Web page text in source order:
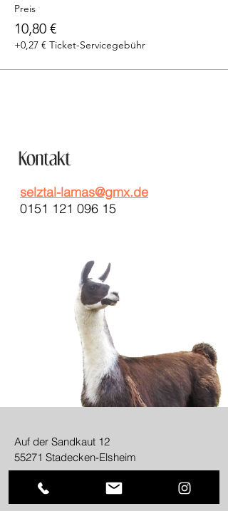
Preis
10,80 €
+0,27 € Ticket-Servicegebühr
selztal-lamas@gmx.de
0151 121 096 15
Auf der Sandkaut 12
55271 Stadecken-Elsheim